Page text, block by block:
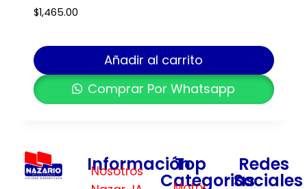
$1,465.00
Añadir al carrito
Comprar Por Whatsapp
Información
Nosotros
Top
Categorias
Redes
Sociales